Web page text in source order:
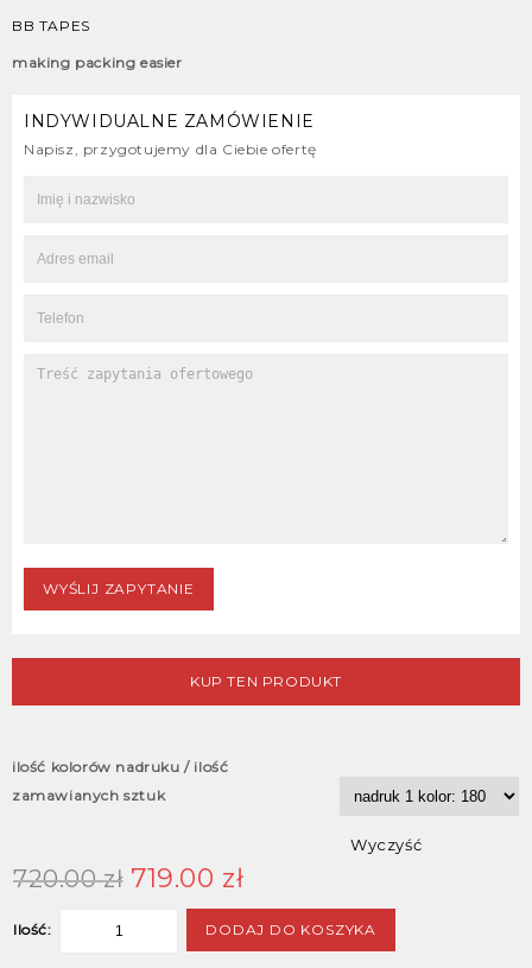
BB TAPES
making packing easier
INDYWIDUALNE ZAMÓWIENIE
Napisz, przygotujemy dla Ciebie ofertę
KUP TEN PRODUKT
ilość kolorów nadruku / ilość
zamawianych sztuk
Wyczyść
720.00zł 719.00 zł
Ilość: DODAJ DO KOSZYKA